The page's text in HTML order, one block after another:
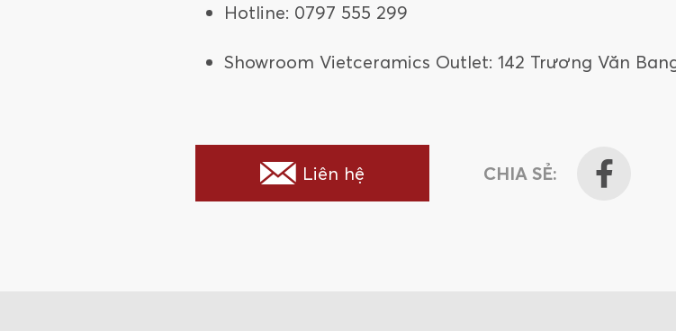
Hotline: 0797 555 299
Showroom Vietceramics Outlet: 142 Trương Văn
Liên hệ CHIA SẺ: